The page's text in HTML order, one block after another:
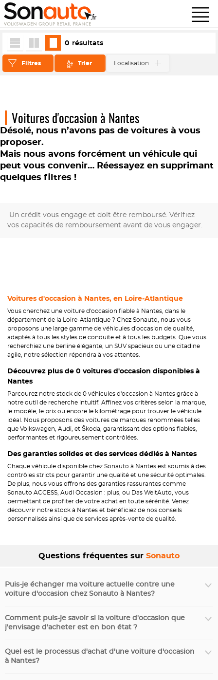
Filtres Trier Localisation
0 résultats
Voitures d'occasion à Nantes
Désolé, nous n’avons pas de voitures à vous
proposer.
Mais nous avons forcément un véhicule qui
peut vous convenir… Réessayez en supprimant
quelques filtres !
Un crédit vous engage et doit être remboursé. Vérifiez
vos capacités de remboursement avant de vous engager.
Voitures d'occasion à Nantes, en Loire-Atlantique
Vous cherchez une voiture d'occasion fiable à Nantes, dans le
département de la Loire-Atlantique ? Chez Sonauto, nous vous
proposons une large gamme de véhicules d'occasion de qualité,
adaptés à tous les styles de conduite et à tous les budgets. Que vous
recherchiez une berline élégante, un SUV spacieux ou une citadine
agile, notre sélection répondra à vos attentes.
Découvrez plus de 0 voitures d'occasion disponibles à
Nantes
Parcourez notre stock de 0 véhicules d'occasion à Nantes grâce à
notre outil de recherche intuitif. Affinez vos critères selon la marque,
le modèle, le prix ou encore le kilométrage pour trouver le véhicule
idéal. Nous proposons des voitures de marques renommées telles
que Volkswagen, Audi, et Škoda, garantissant des options fiables,
performantes et rigoureusement contrôlées.
Des garanties solides et des services dédiés à Nantes
Chaque véhicule disponible chez Sonauto à Nantes est soumis à des
contrôles stricts pour garantir une qualité et une sécurité optimales.
De plus, nous vous offrons des garanties rassurantes comme
Sonauto ACCESS, Audi Occasion : plus, ou Das WeltAuto, vous
permettant de profiter de votre achat en toute sérénité. Venez
découvrir notre stock à Nantes et bénéficiez de nos conseils
personnalisés ainsi que de services après-vente de qualité.
Questions fréquentes sur Sonauto
Puis-je échanger ma voiture actuelle contre une
voiture d'occasion chez Sonauto à Nantes?
Comment puis-je savoir si la voiture d'occasion que
j'envisage d'acheter est en bon état ?
Quel est le processus d'achat d'une voiture d'occasion
à Nantes?